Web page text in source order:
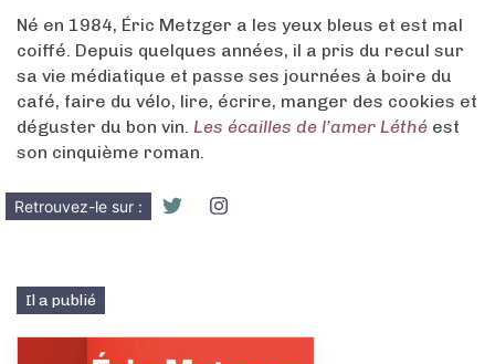
Né en 1984, Éric Metzger a les yeux bleus et est mal
coiffé. Depuis quelques années, il a pris du recul sur
sa vie médiatique et passe ses journées à boire du
café, faire du vélo, lire, écrire, manger des cookies et
déguster du bon vin. Les écailles de l’amer Léthé est
son cinquième roman.
Retrouvez-le sur :
Il a publié